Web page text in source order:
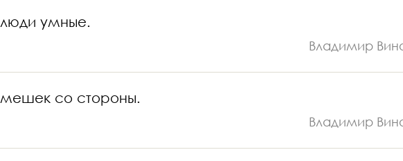
люди умные.
Владимир
со стороны.
Владимир